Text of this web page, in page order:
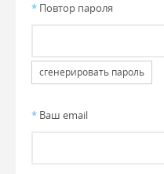
* Повтор пароля
сгенерировать пароль
* Ваш email